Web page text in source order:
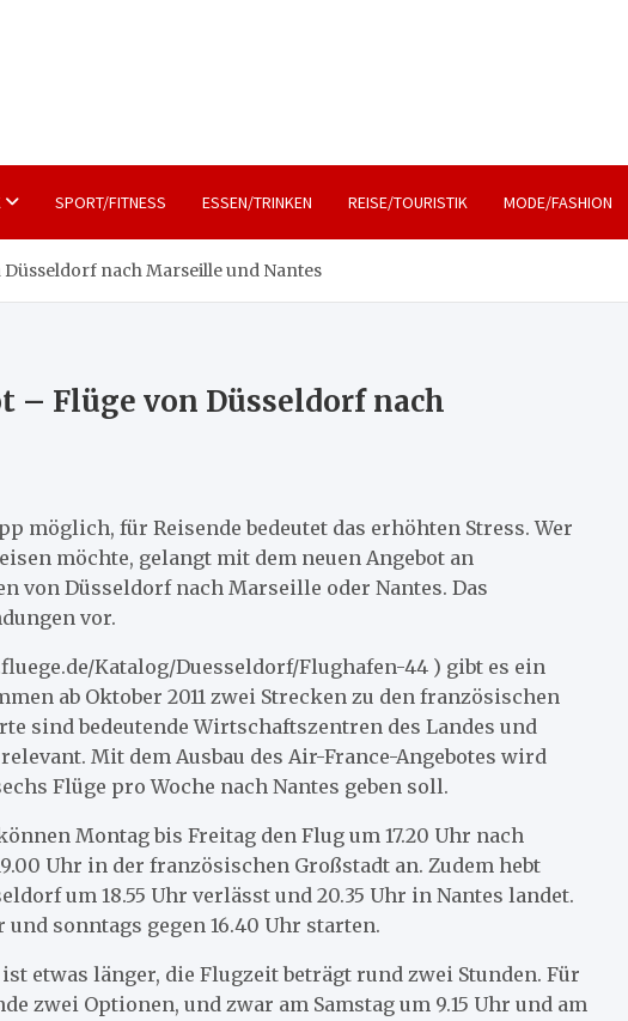
SPORT/FITNESS ESSEN/TRINKEN REISE/TOURISTIK MODE/FASHION
nach Marseille und Nantes
– Flüge von Düsseldorf nach
möglich, für Reisende bedeutet das erhöhten Stress. Wer
möchte, gelangt mit dem neuen Angebot an
von Düsseldorf nach Marseille oder Nantes. Das
vor.
Katalog/Duesseldorf/Flughafen-44 ) gibt es ein
ab Oktober 2011 zwei Strecken zu den französischen
sind bedeutende Wirtschaftszentren des Landes und
Mit dem Ausbau des Air-France-Angebotes wird
Flüge pro Woche nach Nantes geben soll.
Montag bis Freitag den Flug um 17.20 Uhr nach
Uhr in der französischen Großstadt an. Zudem hebt
um 18.55 Uhr verlässt und 20.35 Uhr in Nantes landet.
sonntags gegen 16.40 Uhr starten.
etwas länger, die Flugzeit beträgt rund zwei Stunden. Für
zwei Optionen, und zwar am Samstag um 9.15 Uhr und am